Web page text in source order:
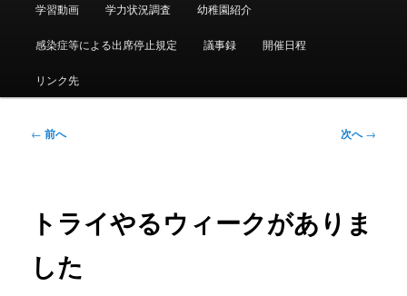
学習動画 学力状況調査 幼稚園紹介
感染症等による出席停止規定 議事録 開催日程
リンク先
投
ー
ョ
ン
← 前へ 次へ→
トライやるウィークがありま
した